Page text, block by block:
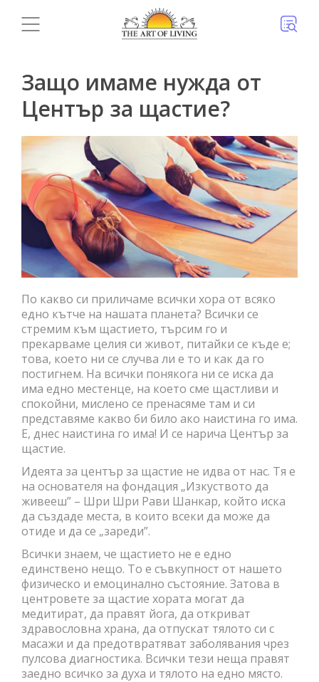
Защо имаме нужда от
Център за щастие?
По какво си приличаме всички хора от всяко
едно кътче на нашата планета? Всички се
стремим към щастието, търсим го и
прекарваме целия си живот, питайки се къде е;
това, което ни се случва ли е то и как да го
постигнем. На всички понякога ни се иска да
има едно местенце, на което сме щастливи и
спокойни, мислено се пренасяме там и си
представяме какво би било ако наистина го има.
Е, днес наистина го има! И се нарича Център за
щастие.
Идеята за център за щастие не идва от нас. Тя е
на основателя на фондация „Изкуството да
живееш” – Шри Шри Рави Шанкар, който иска
да създаде места, в които всеки да може да
отиде и да се „зареди”.
Всички знаем, че щастието не е едно
единствено нещо. То е съвкупност от нашето
физическо и емоцинално състояние. Затова в
центровете за щастие хората могат да
медитират, да правят йога, да откриват
здравословна храна, да отпускат тялото си с
масажи и да предотвратяват заболявания чрез
пулсова диагностика. Всички тези неща правят
заедно всичко за духа и тялото на едно място.